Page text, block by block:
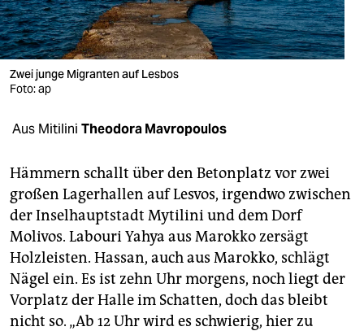
wahrheit
verlag
verlag
veranstaltungen
fragen & hilfe
unterstützen
abo
genossenschaft
epaper login
Zwei junge Migranten auf Lesbos
Foto: ap
Aus Mitilini Theodora Mavropoulos
Hämmern schallt über den Betonplatz vor zwei
großen Lagerhallen auf Lesvos, irgendwo zwischen
der Inselhauptstadt Mytilini und dem Dorf
Molivos. Labouri Yahya aus Marokko zersägt
Holzleisten. Hassan, auch aus Marokko, schlägt
Nägel ein. Es ist zehn Uhr morgens, noch liegt der
Vorplatz der Halle im Schatten, doch das bleibt
nicht so. „Ab 12 Uhr wird es schwierig, hier zu